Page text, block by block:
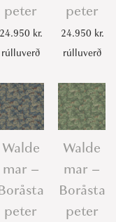
peter
24.950 kr.
rúlluverð
peter
24.950 kr.
rúlluverð
Walde
mar –
peter
Walde
mar –
Boråsta
peter